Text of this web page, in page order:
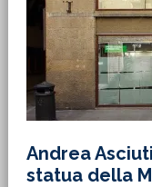
Andrea
statua della